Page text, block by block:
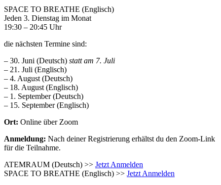
SPACE TO BREATHE (Englisch)
Jeden 3. Dienstag im Monat
19:30 – 20:45 Uhr
die nächsten Termine sind:
– 30. Juni (Deutsch) statt am 7. Juli
– 21. Juli (Englisch)
– 4. August (Deutsch)
– 18. August (Englisch)
– 1. September (Deutsch)
– 15. September (Englisch)
Ort: Online über Zoom
Anmeldung: Nach deiner Registrierung erhältst du den Zoom-Link
für die Teilnahme.
ATEMRAUM (Deutsch) >> Jetzt Anmelden
SPACE TO BREATHE (Englisch) >> Jetzt Anmelden